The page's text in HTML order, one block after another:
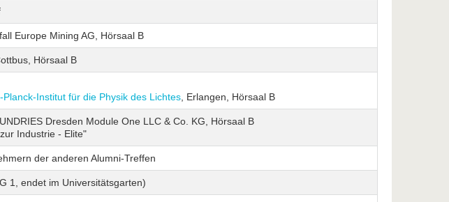
Europe Mining AG, Hörsaal B
Hörsaal B
Planck-Institut für die Physik des Lichtes, Erlangen, Hörsaal B
Dresden Module One LLC & Co. KG, Hörsaal B
Industrie - Elite"
der anderen Alumni-Treffen
1, endet im Universitätsgarten)